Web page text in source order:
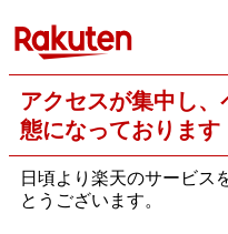
アクセスが集中し
態になっております
日頃より楽天のサービス
とうございます。